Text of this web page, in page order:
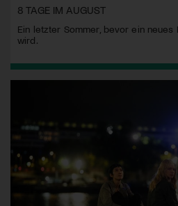
8 TAGE IM AUGUST
Ein letzter Sommer, bevor ein neues
wird.